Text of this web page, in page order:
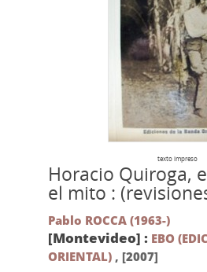
texto impreso
Horacio Quiroga,
el mito :
Pablo ROCCA (1963-)
[Montevideo] : EBO
ORIENTAL), [2007]